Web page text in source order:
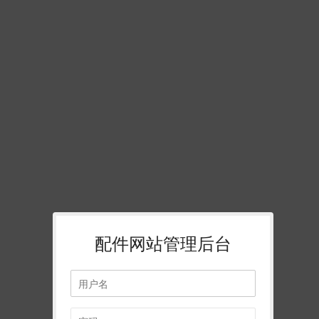
配件网站管理后台